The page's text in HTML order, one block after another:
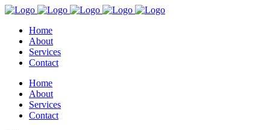
Home
About
Services
Contact
Home
About
Services
Contact